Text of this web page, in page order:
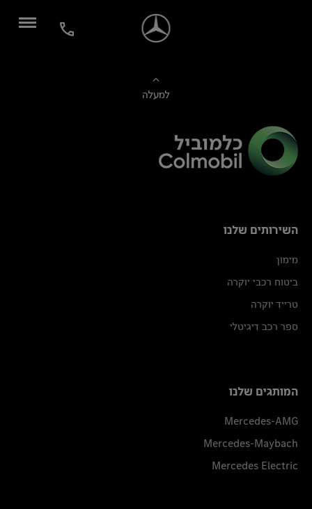
למעלה
השירותים שלנו
מימון
ביטוח רכבי יוקרה
טרייד יוקרה
ספר רכב דיגיטלי
המותגים שלנו
Mercedes-AMG
Mercedes-Maybach
Mercedes Electric